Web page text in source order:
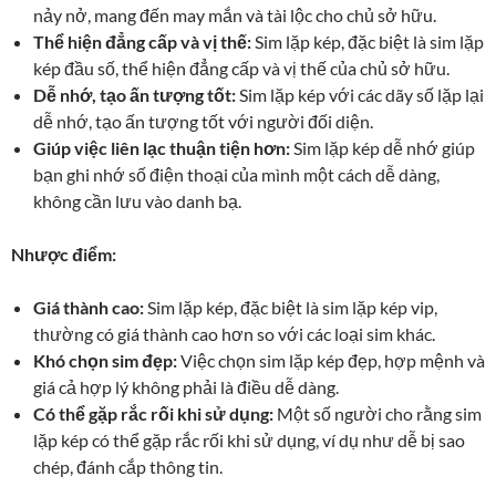
nảy nở, mang đến may mắn và tài lộc cho chủ sở hữu.
Thể hiện đẳng cấp và vị thế: Sim lặp kép, đặc biệt là sim lặp
kép đầu số, thể hiện đẳng cấp và vị thế của chủ sở hữu.
Dễ nhớ, tạo ấn tượng tốt: Sim lặp kép với các dãy số lặp lại
dễ nhớ, tạo ấn tượng tốt với người đối diện.
Giúp việc liên lạc thuận tiện hơn: Sim lặp kép dễ nhớ giúp
bạn ghi nhớ số điện thoại của mình một cách dễ dàng,
không cần lưu vào danh bạ.
Nhược điểm:
Giá thành cao: Sim lặp kép, đặc biệt là sim lặp kép vip,
thường có giá thành cao hơn so với các loại sim khác.
Khó chọn sim đẹp:Việc chọn sim lặp kép đẹp, hợp mệnh và
giá cả hợp lý không phải là điều dễ dàng.
Có thể gặp rắc rối khi sử dụng: Một số người cho rằng sim
lặp kép có thể gặp rắc rối khi sử dụng, ví dụ như dễ bị sao
chép, đánh cắp thông tin.